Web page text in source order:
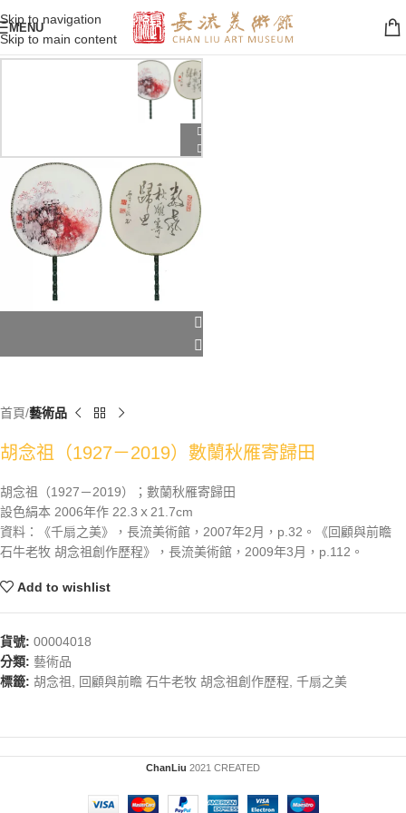
Skip to navigation
Skip to main content
MENU
首頁 藝術品
胡念祖（1927－2019）數蘭秋雁寄歸田
胡念祖（1927－2019）；數蘭秋雁寄歸田
設色絹本 2006年作 22.3ｘ21.7cm
資料：《千扇之美》，長流美術館，2007年2月，p.32。《回顧與前瞻
石牛老牧 胡念祖創作歷程》，長流美術館，2009年3月，p.112。
Add to wishlist
貨號: 00004018
分類: 藝術品
標籤: 胡念祖, 回顧與前瞻 石牛老牧 胡念祖創作歷程, 千扇之美
ChanLiu 2021 CREATED